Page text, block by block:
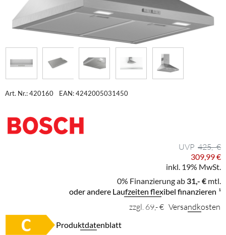
Art. Nr.: 420160 EAN: 4242005031450
425,- €
309,99 €
inkl. 19% MwSt.
0% Finanzierung ab 31,- € mtl.
oder andere Laufzeiten flexibel finanzieren ¹
zzgl. 69,- € Versandkosten
Produktdatenblatt